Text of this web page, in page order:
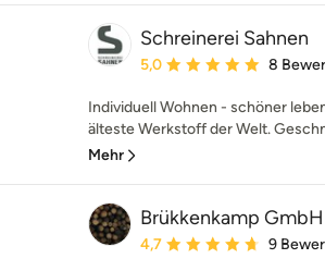
Schreinerei Sahnen
Durchschnittliche
5,0 8
Individuell Wohnen - schöner
älteste Werkstoff der Welt.
Mehr
Brükkenkamp GmbH
Durchschnittliche
4,7 9